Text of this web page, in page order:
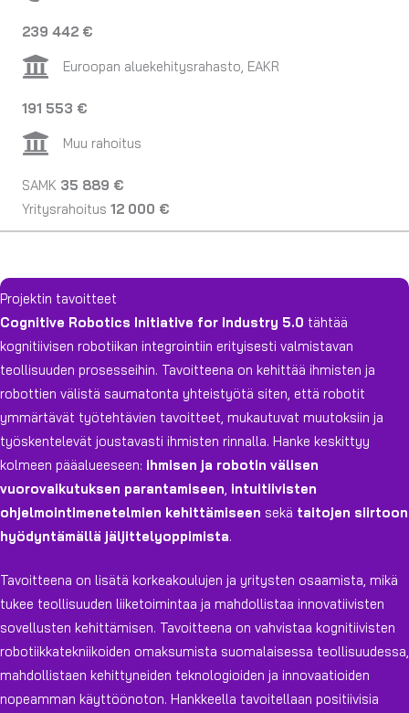
239 442 €
Euroopan aluekehitysrahasto, EAKR
191 553 €
Muu rahoitus
SAMK 35 889 €
Yritysrahoitus 12 000 €
Projektin tavoitteet
Cognitive Robotics Initiative for Industry 5.0 tähtää
kognitiivisen robotiikan integrointiin erityisesti valmistavan
teollisuuden prosesseihin. Tavoitteena on kehittää ihmisten ja
robottien välistä saumatonta yhteistyötä siten, että robotit
ymmärtävät työtehtävien tavoitteet, mukautuvat muutoksiin ja
työskentelevät joustavasti ihmisten rinnalla. Hanke keskittyy
kolmeen pääalueeseen: ihmisen ja robotin välisen
vuorovaikutuksen parantamiseen, intuitiivisten
ohjelmointimenetelmien kehittämiseen sekä taitojen siirtoon
hyödyntämällä jäljittelyoppimista.
Tavoitteena on lisätä korkeakoulujen ja yritysten osaamista, mikä
tukee teollisuuden liiketoimintaa ja mahdollistaa innovatiivisten
sovellusten kehittämisen. Tavoitteena on vahvistaa kognitiivisten
robotiikkatekniikoiden omaksumista suomalaisessa teollisuudessa,
mahdollistaen kehittyneiden teknologioiden ja innovaatioiden
nopeamman käyttöönoton. Hankkeella tavoitellaan positiivisia